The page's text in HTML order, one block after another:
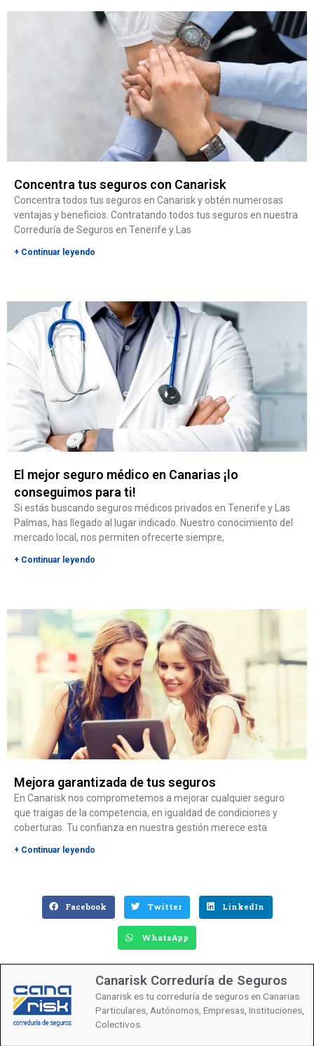
Concentra tus seguros con Canarisk
Concentra todos tus seguros en Canarisk y obtén numerosas
ventajas y beneficios. Contratando todos tus seguros en nuestra
Correduría de Seguros en Tenerife y Las
+ Continuar leyendo
El mejor seguro médico en Canarias ¡lo
conseguimos para ti!
Si estás buscando seguros médicos privados en Tenerife y Las
Palmas, has llegado al lugar indicado. Nuestro conocimiento del
mercado local, nos permiten ofrecerte siempre,
+ Continuar leyendo
Mejora garantizada de tus seguros
En Canarisk nos comprometemos a mejorar cualquier seguro
que traigas de la competencia, en igualdad de condiciones y
coberturas. Tu confianza en nuestra gestión merece esta
+ Continuar leyendo
Facebook Twitter LinkedIn
WhatsApp
Canarisk Correduría de Seguros
Canarisk es tu correduría de seguros en Canarias.
Particulares, Autónomos, Empresas, Instituciones,
Colectivos.